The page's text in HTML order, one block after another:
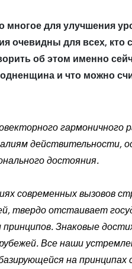
для улучшения
очевидны для всех, кто
об этом именно
и что можно
гармоничного
действительности,
достояния.
современных вызовов
твердо отстаивает
Знаковые
Все наши
на принципах